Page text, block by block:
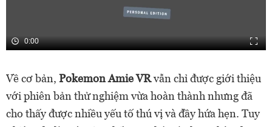
0:00
Về cơ bản, Pokemon Amie VRvẫn chỉ được giới thiệu
với phiên bản thử nghiệm vừa hoàn thành nhưng đã
cho thấy được nhiều yếu tố thú vị và đầy hứa hẹn. Tuy